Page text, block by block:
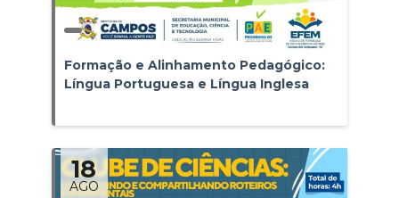
Formação e Alinhamento Pedagógico:
Língua Portuguesa e Língua Inglesa
18
AGO